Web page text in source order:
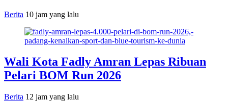
Berita 10 jam yang lalu
Wali Kota Fadly Amran Lepas Ribuan
Pelari BOM Run 2026
Berita 12 jam yang lalu